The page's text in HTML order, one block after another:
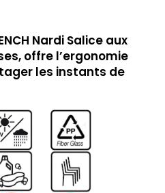
Nardi Salice aux
offre l’ergonomie
les instants de